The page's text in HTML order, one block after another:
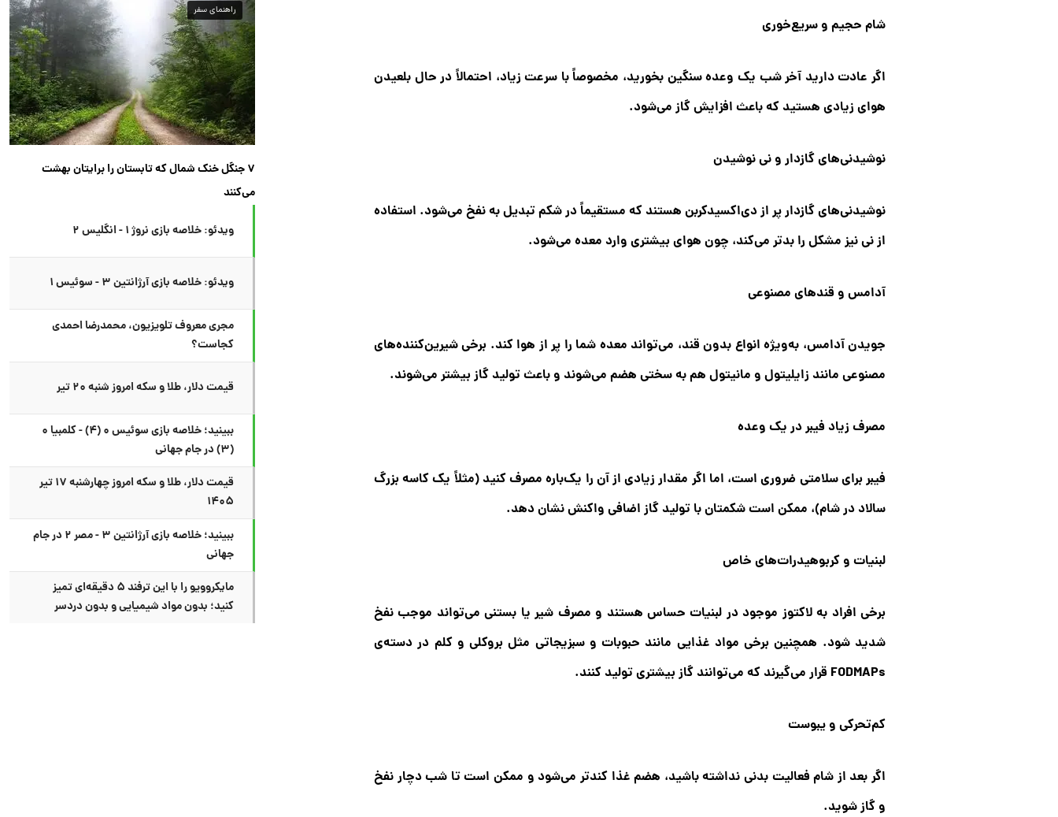
شام حجیم و سریع‌خوری
اگر عادت دارید آخر شب یک وعده سنگین بخورید، مخصوصاً با سرعت زیاد، احتمالاً در حال بلعیدن
هوای زیادی هستید که باعث افزایش گاز می‌شود.
نوشیدنی‌های گازدار و نی نوشیدن
نوشیدنی‌های گازدار پر از دی‌اکسیدکربن هستند که مستقیماً در شکم تبدیل به نفخ می‌شود. استفاده
از نی نیز مشکل را بدتر می‌کند، چون هوای بیشتری وارد معده می‌شود.
آدامس و قندهای مصنوعی
جویدن آدامس، به‌ویژه انواع بدون قند، می‌تواند معده شما را پر از هوا کند. برخی شیرین‌کننده‌های
مصنوعی مانند زایلیتول و مانیتول هم به سختی هضم می‌شوند و باعث تولید گاز بیشتر می‌شوند.
مصرف زیاد فیبر در یک وعده
فیبر برای سلامتی ضروری است، اما اگر مقدار زیادی از آن را یک‌باره مصرف کنید (مثلاً یک کاسه بزرگ
سالاد در شام)، ممکن است شکمتان با تولید گاز اضافی واکنش نشان دهد.
لبنیات و کربوهیدرات‌های خاص
برخی افراد به لاکتوز موجود در لبنیات حساس هستند و مصرف شیر یا بستنی می‌تواند موجب نفخ
شدید شود. همچنین برخی مواد غذایی مانند حبوبات و سبزیجاتی مثل بروکلی و کلم در دسته‌ی
FODMAPs قرار می‌گیرند که می‌توانند گاز بیشتری تولید کنند.
کم‌تحرکی و یبوست
اگر بعد از شام فعالیت بدنی نداشته باشید، هضم غذا کندتر می‌شود و ممکن است تا شب دچار نفخ
و گاز شوید.
راهنمای سفر
۷ جنگل خنک شمال که تابستان را برایتان بهشت
می‌کنند
ویدئو: خلاصه بازی نروژ ۱ - انگلیس ۲
ویدئو: خلاصه بازی آرژانتین ۳ - سوئیس ۱
مجری معروف تلویزیون، محمدرضا احمدی
کجاست؟
قیمت دلار، طلا و سکه امروز شنبه ۲۰ تیر
ببینید؛ خلاصه بازی سوئیس ۰ (۴) - کلمبیا ۰
(۳) در جام جهانی
قیمت دلار، طلا و سکه امروز چهارشنبه ۱۷ تیر
۱۴۰۵
ببینید؛ خلاصه بازی آرژانتین ۳ - مصر ۲ در جام
جهانی
مایکروویو را با این ترفند ۵ دقیقه‌ای تمیز
کنید؛ بدون مواد شیمیایی و بدون دردسر